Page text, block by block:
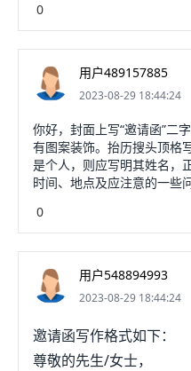
在姓名前面加上敬语，例如“
些职务、头衔等说明，例如“
3、问候语。在称谓的下一
行简单的问候，一般可以直
4、正文。正文是邀请函的
要写清楚邀请的事由、目的
知活动的时间、地点和日程
确，同时言简意赅，让人一
结尾会使用一些惯用语或敬
临”、“此致敬礼”等，也可
之情。一般写法是在正文下
表达邀请的诚意。6、落款
名称，同时写出发出邀请日
明资料一般会单独附上几页
0
用户489157885
2023-08-29 18:44:24
你好，封面上写“邀请函”二
有图案装饰。抬历搜头顶格
是个人，则应写明其姓名，
时间、地点及应注意的一些
落款处署明邀请邀请者姓名
星星（化名，邀请人名字）
女（姓名）周岁纪念。谨于
备小酌为庆,特邀请xx届时
6月1日（邀请肢判历函必须
呈某(被邀请人)台启谨定于
庆典。恭请光临!恕邀|时间
点)XXX(邀请人)敬邀20xx年x
0
用户548894993
2023-08-29 18:44:24
邀请函写作格式如下：
尊敬的先生/女士，